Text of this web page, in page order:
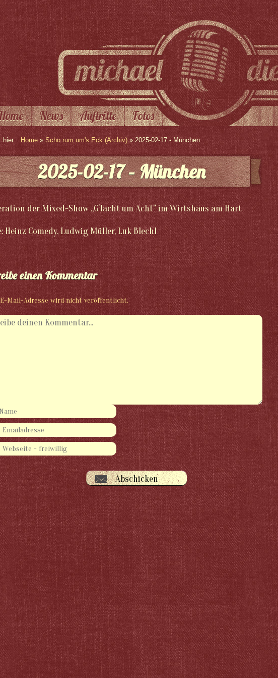
News Auftritte Fotos
hier: Home» Scho rum um's Eck (Archiv)» 2025-02-17 - München
2025-02-17 – München
der Mixed-Show „G´lacht um Acht“ im Wirtshaus am Hart
Heinz Comedy, Ludwig Müller, Luk Blechl
einen Kommentar
Mail-Adresse wird nicht veröffentlicht.